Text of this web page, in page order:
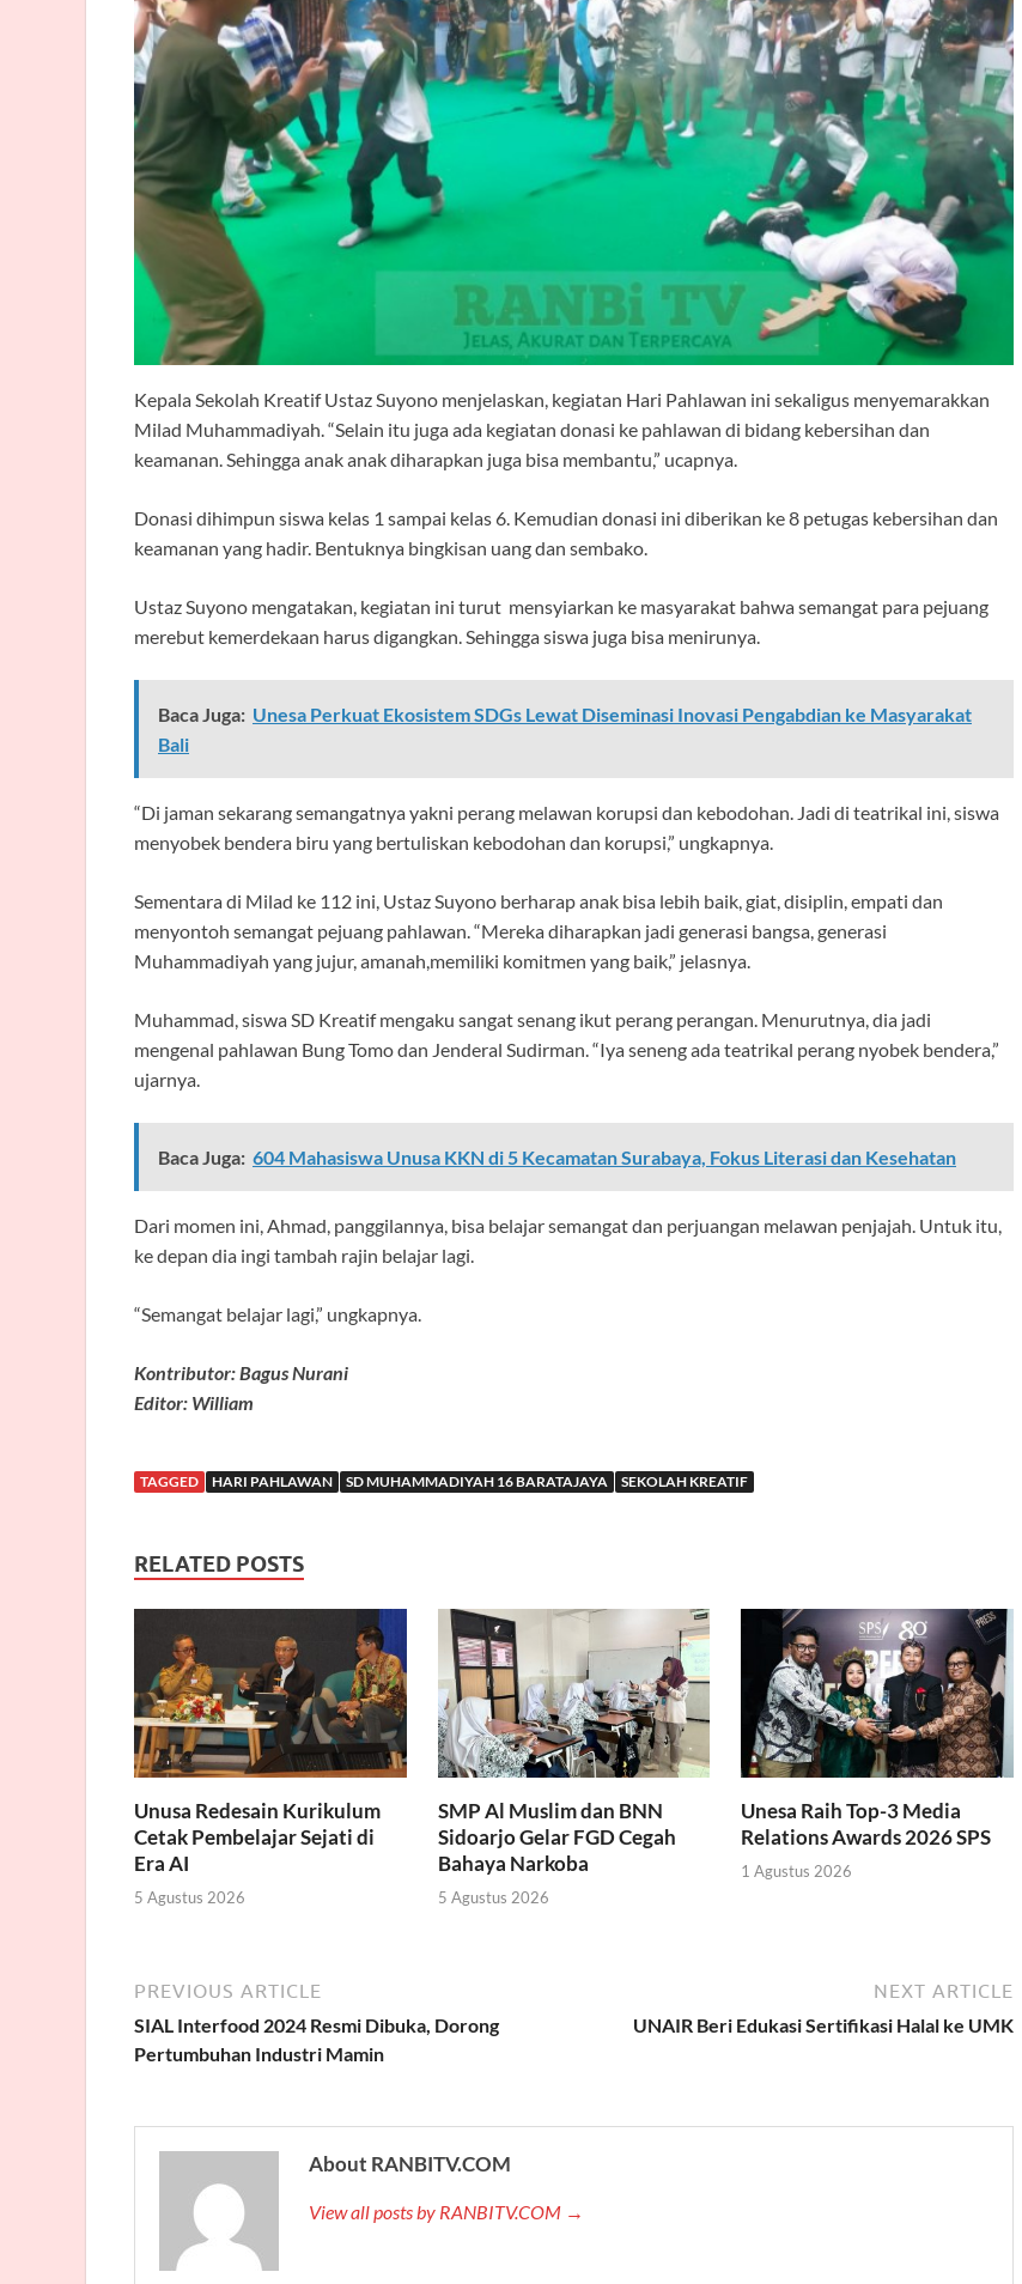
Kepala Sekolah Kreatif Ustaz Suyono menjelaskan, kegiatan Hari Pahlawan ini sekaligus menyemarakkan
Milad Muhammadiyah. “Selain itu juga ada kegiatan donasi ke pahlawan di bidang kebersihan dan
keamanan. Sehingga anak anak diharapkan juga bisa membantu,” ucapnya.
Donasi dihimpun siswa kelas 1 sampai kelas 6. Kemudian donasi ini diberikan ke 8 petugas kebersihan dan
keamanan yang hadir. Bentuknya bingkisan uang dan sembako.
Ustaz Suyono mengatakan, kegiatan ini turut mensyiarkan ke masyarakat bahwa semangat para pejuang
merebut kemerdekaan harus digangkan. Sehingga siswa juga bisa menirunya.
Baca Juga: Unesa Perkuat Ekosistem SDGs Lewat Diseminasi Inovasi Pengabdian ke Masyarakat
Bali
“Di jaman sekarang semangatnya yakni perang melawan korupsi dan kebodohan. Jadi di teatrikal ini, siswa
menyobek bendera biru yang bertuliskan kebodohan dan korupsi,” ungkapnya.
Sementara di Milad ke 112 ini, Ustaz Suyono berharap anak bisa lebih baik, giat, disiplin, empati dan
menyontoh semangat pejuang pahlawan. “Mereka diharapkan jadi generasi bangsa, generasi
Muhammadiyah yang jujur, amanah,memiliki komitmen yang baik,” jelasnya.
Muhammad, siswa SD Kreatif mengaku sangat senang ikut perang perangan. Menurutnya, dia jadi
mengenal pahlawan Bung Tomo dan Jenderal Sudirman. “Iya seneng ada teatrikal perang nyobek bendera,”
ujarnya.
Baca Juga: 604 Mahasiswa Unusa KKN di 5 Kecamatan Surabaya, Fokus Literasi dan Kesehatan
Dari momen ini, Ahmad, panggilannya, bisa belajar semangat dan perjuangan melawan penjajah. Untuk itu,
ke depan dia ingi tambah rajin belajar lagi.
“Semangat belajar lagi,” ungkapnya.
Kontributor: Bagus Nurani
Editor: William
TAGGED HARI PAHLAWAN SD MUHAMMADIYAH 16 BARATAJAYA SEKOLAH KREATIF
RELATED POSTS
Unusa Redesain Kurikulum
Cetak Pembelajar Sejati di
Era AI
5 Agustus 2026
SMP Al Muslim dan BNN
Sidoarjo Gelar FGD Cegah
Bahaya Narkoba
5 Agustus 2026
Unesa Raih Top-3 Media
Relations Awards 2026 SPS
1 Agustus 2026
PREVIOUS ARTICLE
SIAL Interfood 2024 Resmi Dibuka, Dorong
Pertumbuhan Industri Mamin
NEXT ARTICLE
UNAIR Beri Edukasi Sertifikasi Halal ke UMK
About RANBITV.COM
View all posts by RANBITV.COM →